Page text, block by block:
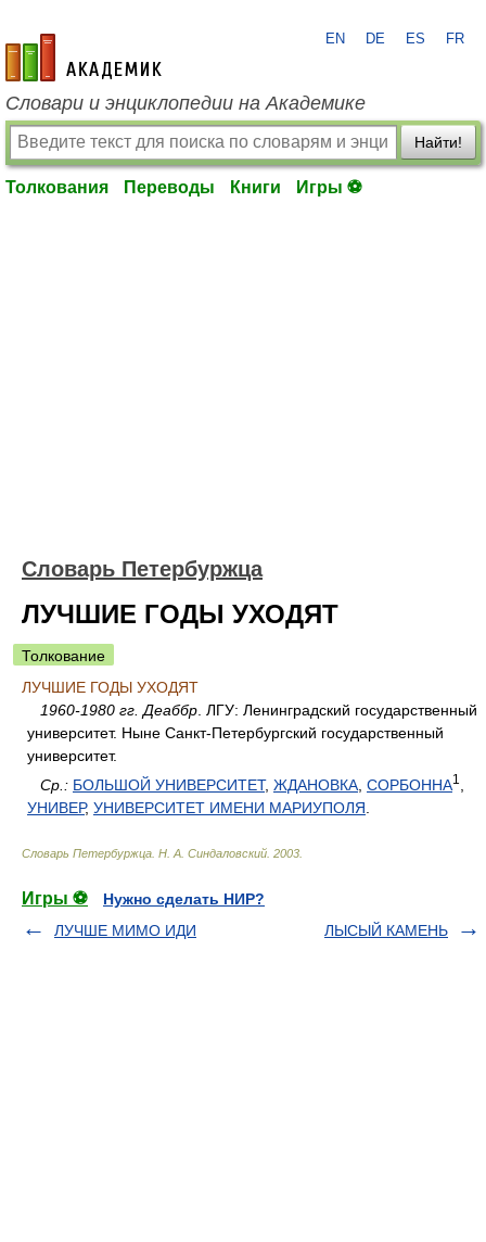
academic.ru
EN DE ES FR
Словари и энциклопедии на Академике
Найти!
Толкования Переводы Книги Игры ⚽
Словарь Петербуржца
ЛУЧШИЕ ГОДЫ УХОДЯТ
Толкование
ЛУЧШИЕ ГОДЫ УХОДЯТ
1960-1980 гг. Деаббр . ЛГУ: Ленинградский государственный
университет. Ныне Санкт-Петербургский государственный
университет.
Ср.: БОЛЬШОЙ УНИВЕРСИТЕТ, ЖДАНОВКА СОРБОННА1
УНИВЕР, УНИВЕРСИТЕТ ИМЕНИ МАРИУПОЛЯ
Словарь Петербуржца Н. А. Синдаловский 2003
Игры ⚽
Нужно сделать НИР?
ЛУЧШЕ МИМО ИДИ
ЛЫСЫЙ КАМЕНЬ